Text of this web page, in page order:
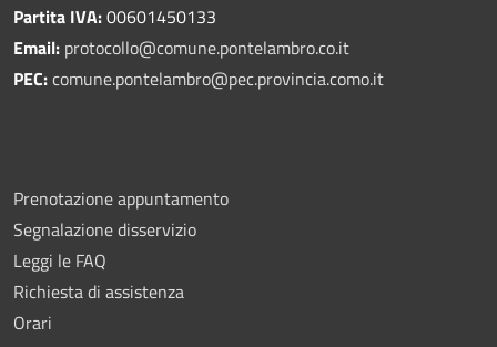
Partita IVA:00601450133
Email: protocollo@comune.pontelambro.co.it
PEC:comune.pontelambro@pec.provincia.como.it
Prenotazione appuntamento
Segnalazione disservizio
Leggi le FAQ
Richiesta di assistenza
Orari